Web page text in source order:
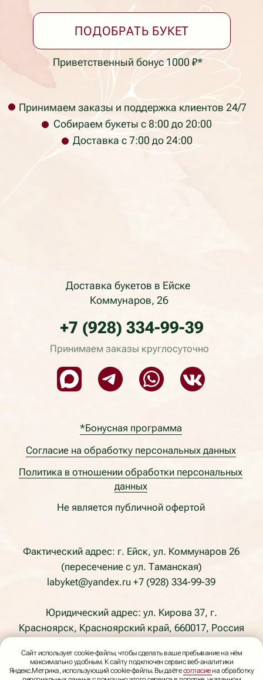
Не является публичной офертой
Политика в отношении обработки персональных
данных
Фактический адрес: г. Ейск, ул. Коммунаров 26
(пересечение с ул. Таманская)
labyket@yandex.ru +7 (928) 334-99-39
Юридический адрес: ул. Кирова 37, г.
Красноярск, Красноярский край, 660017, Россия
ИП Раев Сергей Владимирович ИНН
236105723034
Телефон компании: +7 (928) 334-99-39
Сайт использует cookie-файлы, чтобы сделать ваше пребывание на нём
максимально удобным. К сайту подключен сервис веб-аналитики
Яндекс.Метрика, использующий cookie-файлы. Вы даётесогласиена обработку